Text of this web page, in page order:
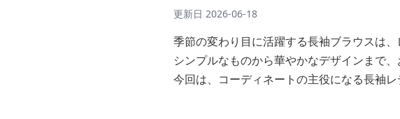
更新日 2026-06-18
季節の変わり目に活躍する長袖ブラウスは
シンプルなものから華やかなデザインまで
今回は、コーディネートの主役になる長袖レ